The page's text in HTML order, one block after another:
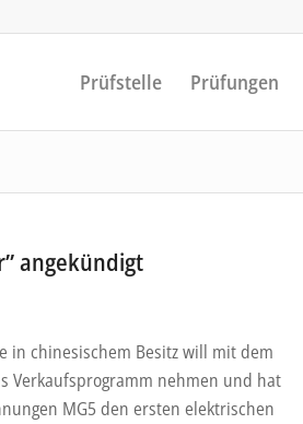
Prüfstelle Prüfungen
angekündigt
in chinesischem Besitz will mit dem
Verkaufsprogramm nehmen und hat
MG5 den ersten elektrischen